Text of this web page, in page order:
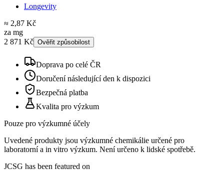
Longevity
≈ 2,87 Kč
za mg
2 871 Kč Ověřit způsobilost
Doprava po celé ČR
Doručení následující den k dispozici
Bezpečná platba
Kvalita pro výzkum
Pouze pro výzkumné účely
Uvedené produkty jsou výzkumné chemikálie určené pro
laboratorní a in vitro výzkum. Není určeno k lidské spotřebě.
JCSG has been featured on